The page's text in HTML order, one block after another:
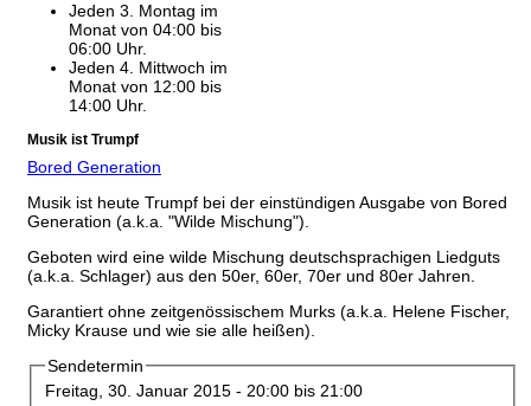
Jeden 3. Montag im
Monat von 04:00 bis
06:00 Uhr.
Jeden 4. Mittwoch im
Monat von 12:00 bis
14:00 Uhr.
Musik ist Trumpf
Bored Generation
Musik ist heute Trumpf bei der einstündigen Ausgabe von Bored
Generation (a.k.a. "Wilde Mischung").
Geboten wird eine wilde Mischung deutschsprachigen Liedguts
(a.k.a. Schlager) aus den 50er, 60er, 70er und 80er Jahren.
Garantiert ohne zeitgenössischem Murks (a.k.a. Helene Fischer,
Micky Krause und wie sie alle heißen).
Sendetermin
Freitag, 30. Januar 2015 - 20:00bis 21:00